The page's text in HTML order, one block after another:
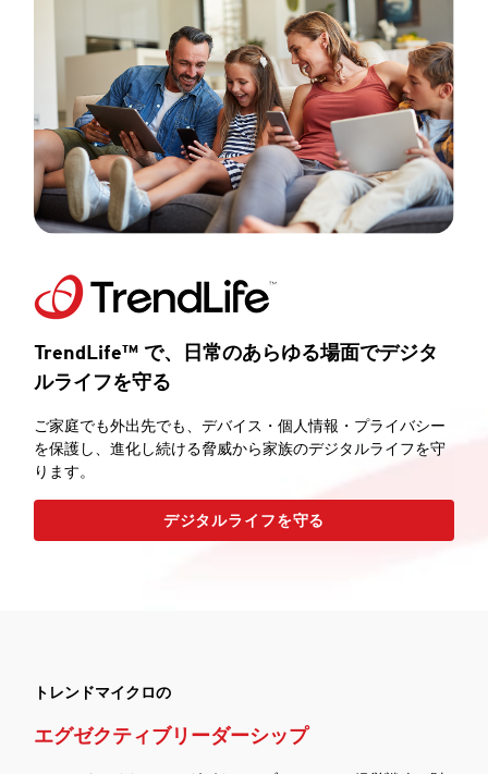
TrendLife™ で、日常のあらゆる場面でデジタ
ルライフを守る
ご家庭でも外出先でも、デバイス・個人情報・プライバシー
を保護し、進化し続ける脅威から家族のデジタルライフを守
ります。
デジタルライフを守る
トレンドマイクロの
エグゼクティブリーダーシップ